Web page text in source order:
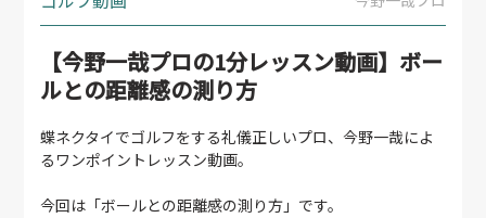
【今野一哉プロの1分レッスン動画】ボー
ルとの距離感の測り方
蝶ネクタイでゴルフをする礼儀正しいプロ、今野一哉によ
るワンポイントレッスン動画。
今回は「ボールとの距離感の測り方」です。